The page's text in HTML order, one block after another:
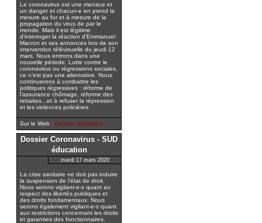
Le coronavirus est une menace et
un danger et chacun-e en prend la
mesure au fur et à mesure de la
propagation du virus de par le
monde. Mais il est légitime
d’interroger la réaction d’Emmanuel
Macron et ses annonces lors de son
intervention télévisuelle du jeudi 12
mars. Nous entrons dans une
nouvelle période. Lutte contre le
coronavirus ou régressions sociales,
ce n’est pas une alternative. Nous
continuerons à combattre les
politiques régressives : réforme de
l’assurance chômage, réforme des
retraites...et à refuser la répression
et les violences policières.
Sur le Web : Dossier Solidaires
Dossier Coronavirus - SUD
éducation
mardi 17 mars 2020
La crise sanitaire ne doit pas induire
la suspension de l’état de droit.
Nous serons vigilant-e-s quant au
respect des libertés publiques et
des droits fondamentaux. Nous
serons également vigilant-e-s quant
aux restrictions concernant les droits
et garanties des fonctionnaires.